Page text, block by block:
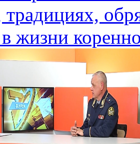
традициях,
жизни